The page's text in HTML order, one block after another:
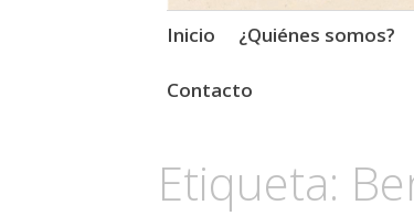
Saltar
contenido
Inicio ¿Quiénes somos?
Contacto
Etiqueta: